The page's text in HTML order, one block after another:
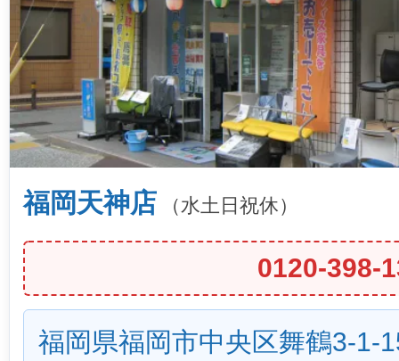
福岡天神店 （水土日祝休）
0120-398-
福岡県福岡市中央区舞鶴3-1-